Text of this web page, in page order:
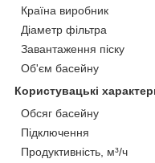
Країна виробник
Діаметр фільтра
Завантаження піску
Об'єм басейну
Користувацькі
Обсяг басейну
Підключення
Продуктивність, м³/ч